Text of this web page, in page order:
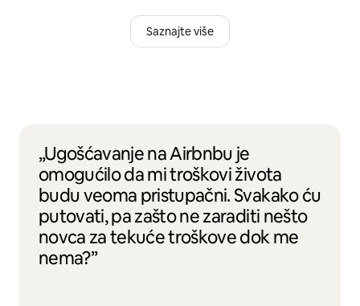
Saznajte više
„Ugošćavanje na Airbnbu je
omogućilo da mi troškovi života
budu veoma pristupačni. Svakako ću
putovati, pa zašto ne zaraditi nešto
novca za tekuće troškove dok me
nema?”